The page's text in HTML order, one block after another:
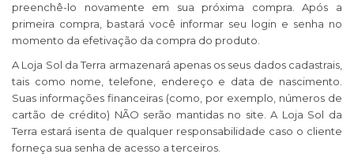
preenchê-lo novamente em sua próxima compra. Após a
primeira compra, bastará você informar seu login e senha no
momento da efetivação da compra do produto.
A Loja Sol da Terra armazenará apenas os seus dados cadastrais,
tais como nome, telefone, endereço e data de nascimento.
Suas informações financeiras (como, por exemplo, números de
cartão de crédito) NÃO serão mantidas no site. A Loja Sol da
Terra estará isenta de qualquer responsabilidade caso o cliente
forneça sua senha de acesso a terceiros.